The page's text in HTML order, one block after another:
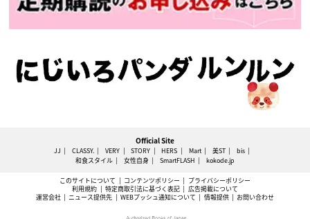
Official Site
JJ CLASSY. VERY STORY HERS Mart 美ST
bis
和食スタイル
女性自身 SmartFLASH kokode.jp
このサイトについて コンテンツポリシー
プライバシーポリシー
利用規約
特定商取引法に基づく表記
広告掲載について
運営会社
ニュース提供先 WEBプッシュ通知について 情報提供 お問い合わせ